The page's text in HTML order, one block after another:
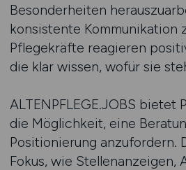
Besonderheiten
konsistente Kommunikation
Pflegekräfte reagieren
die klar wissen, wofür sie
ALTENPFLEGE.JOBS
die Möglichkeit, eine
Positionierung anzufordern.
Fokus, wie